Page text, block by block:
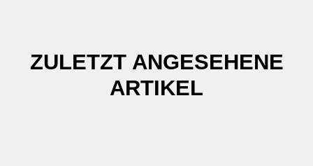
ZULETZT ANGESEHENE
ARTIKEL